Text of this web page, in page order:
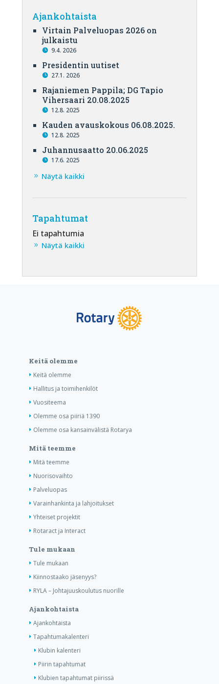
Ajankohtaista
Virtain Palveluopas 2026 on
julkaistu
9.4. 2026
Presidentin uutiset
27.1. 2026
Rajaniemen Pappila; DG Tapio
Vihersaari 20.08.2025
12.8. 2025
Kauden avauskokous 06.08.2025.
12.8. 2025
Juhannusaatto 20.06.2025
17.6. 2025
Näytä kaikki
Tapahtumat
Ei tapahtumia
Näytä kaikki
Keitä olemme
Keitä olemme
Hallitus ja toimihenkilöt
Vuositeema
Olemme osa piiriä 1390
Olemme osa kansainvälistä Rotarya
Mitä teemme
Mitä teemme
Nuorisovaihto
Palveluopas
Varainhankinta ja lahjoitukset
Yhteiset projektit
Rotaract ja Interact
Tule mukaan
Tule mukaan
Kiinnostaako jäsenyys?
RYLA – Johtajuuskoulutus nuorille
Ajankohtaista
Ajankohtaista
Tapahtumakalenteri
Klubin kalenteri
Piirin tapahtumat
Klubien tapahtumat piirissä